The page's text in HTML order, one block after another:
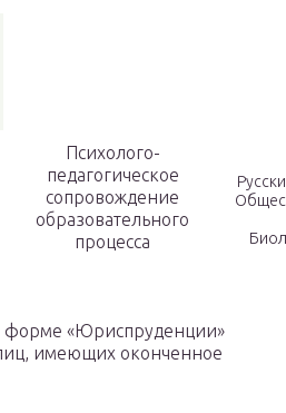
Психолого-
педагогическое
сопровождение
образовательного
процесса
форме «Юриспруденции»
имеющих оконченное